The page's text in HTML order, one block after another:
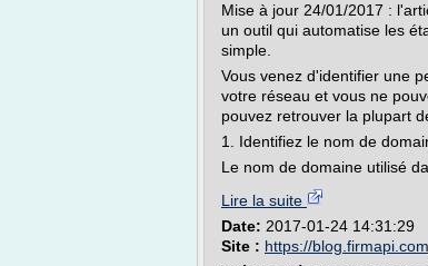
Mise à jour 24/01/2017 :
un outil qui automatise les
simple.
Vous venez d'identifier une
votre réseau et vous ne
pouvez retrouver la plupart
1. Identifiez le nom de
Le nom de domaine utilisé
Lire la suite
Date: 2017-01-24 14:31:29
Site : https://blog.firmapi.com